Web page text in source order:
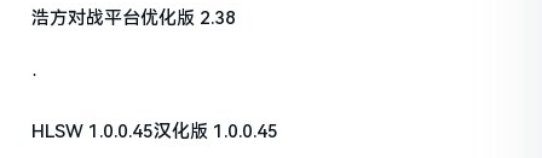
浩方对战平台优化版 2.38
·
HLSW 1.0.0.45汉化版 1.0.0.45